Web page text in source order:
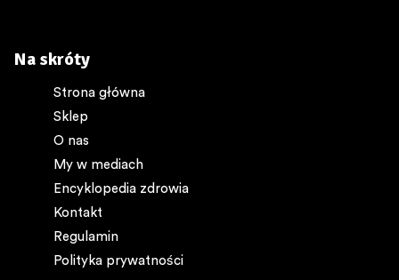
Na skróty
Strona główna
Sklep
O nas
My w mediach
Encyklopedia zdrowia
Kontakt
Regulamin
Polityka prywatności